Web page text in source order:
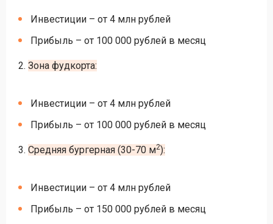
Инвестиции – от 4 млн рублей
Прибыль – от 100 000 рублей в месяц
2. Зона фудкорта:
Инвестиции – от 4 млн рублей
Прибыль – от 100 000 рублей в месяц
3. Средняя бургерная (30-70 м2):
Инвестиции – от 4 млн рублей
Прибыль – от 150 000 рублей в месяц